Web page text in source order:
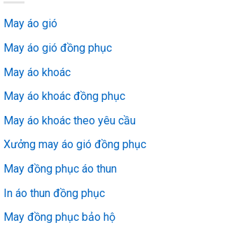
May áo gió
May áo gió đồng phục
May áo khoác
May áo khoác đồng phục
May áo khoác theo yêu cầu
Xưởng may áo gió đồng phục
May đồng phục áo thun
In áo thun đồng phục
May đồng phục bảo hộ